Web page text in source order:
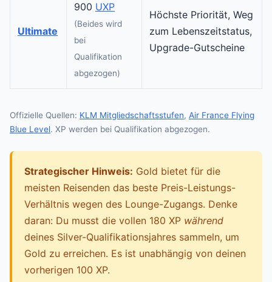
Ultimate
900 UXP
(Beides wird
bei
Qualifikation
abgezogen)
Höchste Priorität, Weg
zum Lebenszeitstatus,
Upgrade-Gutscheine
Offizielle Quellen: KLM Mitgliedschaftsstufen, Air France Flying
Blue Level. XP werden bei Qualifikation abgezogen.
Strategischer Hinweis: Gold bietet für die
meisten Reisenden das beste Preis-Leistungs-
Verhältnis wegen des Lounge-Zugangs. Denke
daran: Du musst die vollen 180 XP während
deines Silver-Qualifikationsjahres sammeln, um
Gold zu erreichen. Es ist unabhängig von deinen
vorherigen 100 XP.